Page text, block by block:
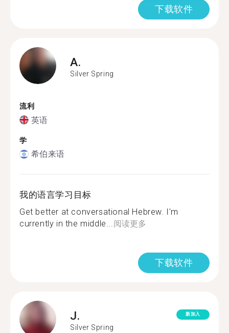
下载软件
A.
Silver Spring
流利
英语
学
希伯来语
我的语言学习目标
Get better at conversational Hebrew. I'm
currently in the middle...阅读更多
下载软件
J.
Silver Spring
新加入